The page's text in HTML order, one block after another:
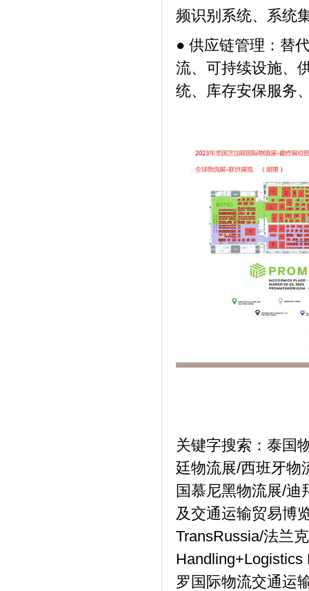
频识别系统、系统
● 供应链管理：替
流、可持续设施、
统、库存安保服务
关键字搜索：泰国
廷物流展/西班牙物
国慕尼黑物流展/迪
及交通运输贸易博
TransRussia/法兰
罗国际物流交通运